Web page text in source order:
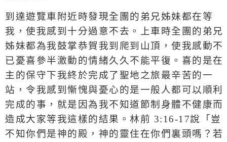
到達遊覽車附近時發現全團的弟兄姊妹都在等
我，使我感到十分過意不去。上車時全團的弟兄
姊妹都為我鼓掌恭賀我到爬到山頂，使我感動不
已憂喜參半激動的情緒久久不能平復。喜的是在
主的保守下我終於完成了聖地之旅最辛苦的一
站，令我感到慚愧與憂心的是一般人都可以順利
完成的事，就是因為我不知道節制身體不健康而
造成大家等我這樣的結果。林前 3:16-17說「 豈
不知你們是神的殿，神的靈住在你們裏頭嗎？若